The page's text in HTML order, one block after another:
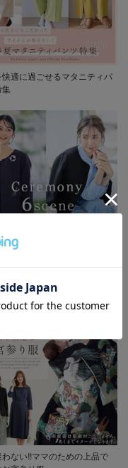
する
快適に過ごせるマタニティパ
集
が効く最新ハレの日スタイル
わない!!ママのための上品で